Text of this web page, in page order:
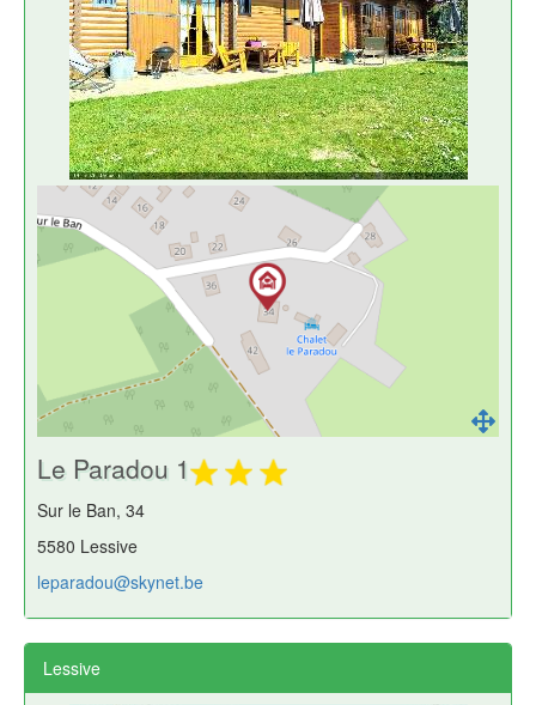
Le Paradou 1
Sur le Ban, 34
5580 Lessive
leparadou@skynet.be
Lessive